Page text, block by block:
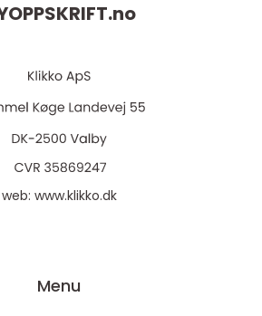
no
web: www.klikko.dk
Menu